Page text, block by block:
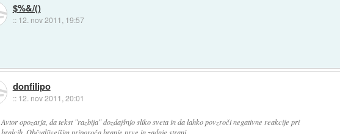
$%&/()
:: 12. nov 2011, 19:57
donfilipo
:: 12. nov 2011, 20:01
Avtor opozarja, da tekst "razbija" dozdajšnjo sliko sveta in da lahko povzroči negativne reakcije pri